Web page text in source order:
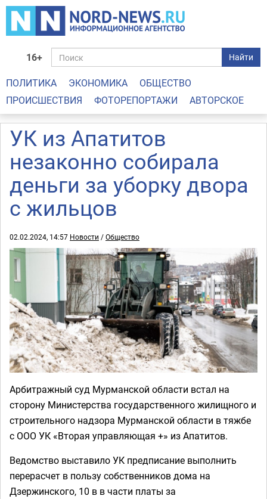
16+ Найти
ПОЛИТИКА ЭКОНОМИКА
ОБЩЕСТВО
ПРОИСШЕСТВИЯ
ФОТОРЕПОРТАЖИ АВТОРСКОЕ
УК из Апатитов
незаконно собирала
деньги за уборку двора
с жильцов
02.02.2024, 14:57 Новости /Общество
Арбитражный суд Мурманской области встал на
сторону Министерства государственного жилищного и
строительного надзора Мурманской области в тяжбе
с ООО УК «Вторая управляющая +» из Апатитов.
Ведомство выставило УК предписание выполнить
перерасчет в пользу собственников дома на
Дзержинского, 10 в в части платы за